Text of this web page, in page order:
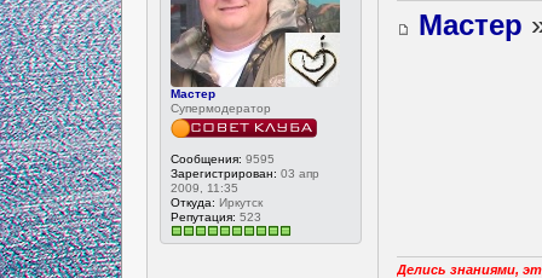
Мастер
Супермодератор
Сообщения: 9595
Зарегистрирован: 03 апр
2009, 11:35
Откуда: Иркутск
Репутация: 523
Мастер
Делись знаниями,